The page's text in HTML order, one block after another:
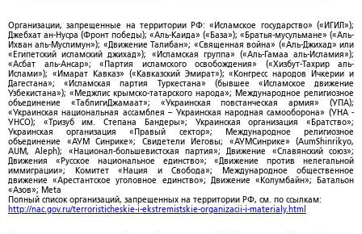
Организации, запрещенные на территории РФ: «Исламское государство» («ИГИЛ»);
Джебхат ан-Нусра (Фронт победы); «Аль-Каида» («База»); «Братья-мусульмане» («Аль-
Ихван аль-Муслимун»); «Движение Талибан»; «Священная война» («Аль-Джихад» или
«Египетский исламский джихад»); «Исламская группа» («Аль-Гамаа аль-Исламия»);
«Асбат аль-Ансар»; «Партия исламского освобождения» («Хизбут-Тахрир аль-
Ислами»); «Имарат Кавказ» («Кавказский Эмират»); «Конгресс народов Ичкерии и
Дагестана»; «Исламская партия Туркестана» (бывшее «Исламское движение
Узбекистана»); «Меджлис крымско-татарского народа»; Международное религиозное
объединение «ТаблигиДжамаат»; «Украинская повстанческая армия» (УПА);
«Украинская национальная ассамблея – Украинская народная самооборона» (УНА -
УНСО); «Тризуб им. Степана Бандеры»; Украинская организация «Братство»;
Украинская организация «Правый сектор»; Международное религиозное
объединение «АУМ Синрике»; Свидетели Иеговы; «АУМСинрике» (AumShinrikyo,
AUM, Aleph); «Национал-большевистская партия»; Движение «Славянский союз»;
Движения «Русское национальное единство»; «Движение против нелегальной
иммиграции»; Комитет «Нация и Свобода»; Международное общественное
движение «Арестантское уголовное единство»; Движение «Колумбайн»; Батальон
«Азов»; Meta
Полный список организаций, запрещенных на территории РФ, см. по ссылкам:
http://nac.gov.ru/terroristicheskie-i-ekstremistskie-organizacii-i-materialy.html